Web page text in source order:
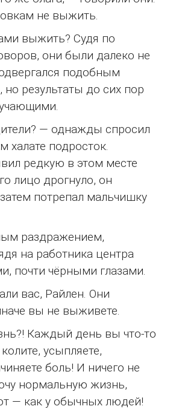
не выжить.
выжить? Судя по
они были далеко не
подобным
результаты до сих пор
— однажды спросил
халате подросток.
редкую в этом месте
лицо дрогнуло, он
потрепал мальчишку
раздражением,
на работника центра
почти чёрными глазами.
вас, Райлен. Они
вы не выживете.
Каждый день вы что-то
усыпляете,
боль! И ничего не
нормальную жизнь,
— как у обычных людей!